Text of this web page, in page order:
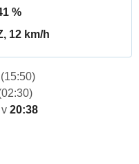
%
12 km/h
(15:50)
20:38